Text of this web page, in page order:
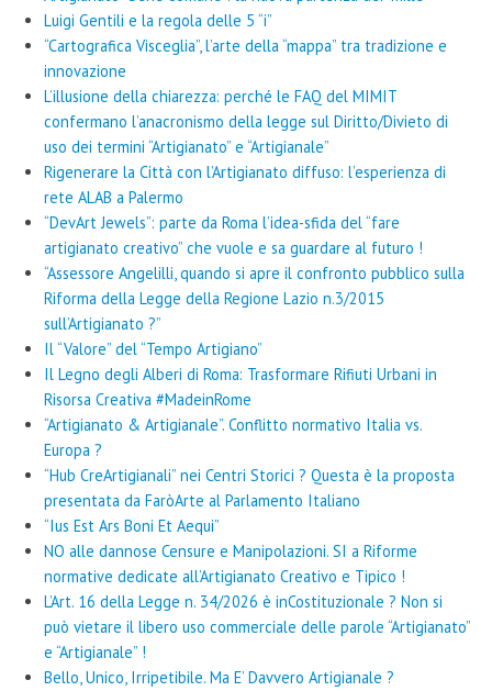
Luigi Gentili e la regola delle 5 “i”
“Cartografica Visceglia”, l’arte della “mappa” tra tradizione e
innovazione
L’illusione della chiarezza: perché le FAQ del MIMIT
confermano l’anacronismo della legge sul Diritto/Divieto di
uso dei termini “Artigianato” e “Artigianale”
Rigenerare la Città con l’Artigianato diffuso: l’esperienza di
rete ALAB a Palermo
“DevArt Jewels”: parte da Roma l’idea-sfida del “fare
artigianato creativo” che vuole e sa guardare al futuro !
“Assessore Angelilli, quando si apre il confronto pubblico sulla
Riforma della Legge della Regione Lazio n.3/2015
sull’Artigianato ?”
Il “Valore” del “Tempo Artigiano”
Il Legno degli Alberi di Roma: Trasformare Rifiuti Urbani in
Risorsa Creativa #MadeinRome
“Artigianato & Artigianale”. Conflitto normativo Italia vs.
Europa ?
“Hub CreArtigianali” nei Centri Storici ? Questa è la proposta
presentata da FaròArte al Parlamento Italiano
“Ius Est Ars Boni Et Aequi”
NO alle dannose Censure e Manipolazioni. SI a Riforme
normative dedicate all’Artigianato Creativo e Tipico !
L’Art. 16 della Legge n. 34/2026 è inCostituzionale ? Non si
può vietare il libero uso commerciale delle parole “Artigianato”
e “Artigianale” !
Bello, Unico, Irripetibile. Ma E’ Davvero Artigianale ?